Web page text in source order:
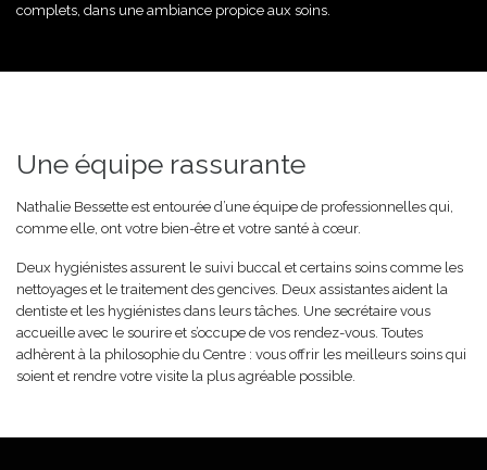
complets, dans une ambiance propice aux soins.
Une équipe rassurante
Nathalie Bessette est entourée d’une équipe de professionnelles qui,
comme elle, ont votre bien-être et votre santé à cœur.
Deux hygiénistes assurent le suivi buccal et certains soins comme les
nettoyages et le traitement des gencives. Deux assistantes aident la
dentiste et les hygiénistes dans leurs tâches. Une secrétaire vous
accueille avec le sourire et s’occupe de vos rendez-vous. Toutes
adhèrent à la philosophie du Centre : vous offrir les meilleurs soins qui
soient et rendre votre visite la plus agréable possible.